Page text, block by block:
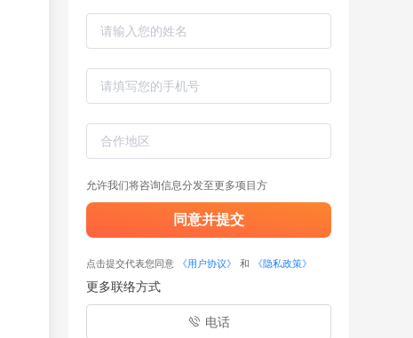
允许我们将咨询信息分发至更多项目方
同意并提交
点击提交代表您同意 《用户协议》 和 《隐私政策》
更多联络方式
电话